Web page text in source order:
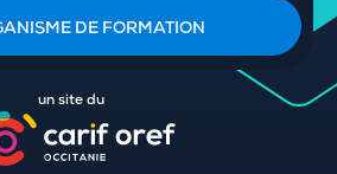
DE FORMATION
un site du